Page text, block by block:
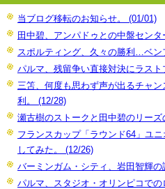
当ブログ移転のお知らせ。 (01/01)
田中碧、アンパドゥとの中盤セン
スポルティング、久々の勝利…ベン
パルマ、残留争い直接対決にラス
三笘、何度も思わず声が出るチャ
利。 (12/28)
瀬古樹のストークと田中碧のリー
フランスカップ「ラウンド64」ユ
してみた。 (12/26)
バーミンガム・シティ、岩田智輝
パルマ、スタジオ・オリンピコで